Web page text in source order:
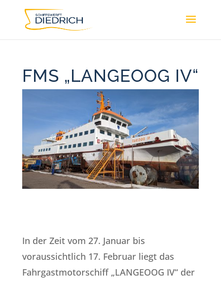
FMS „LANGEOOG IV“
In der Zeit vom 27. Januar bis
voraussichtlich 17. Februar liegt das
Fahrgastmotorschiff „LANGEOOG IV“ der